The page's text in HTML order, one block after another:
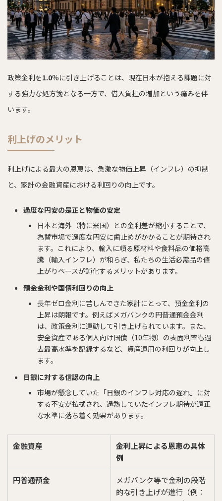
政策金利を1.0%に引き上げることは、現在日本が抱える課題に対
する強力な処方箋となる一方で、借入負担の増加という痛みを伴
います。
利上げのメリット
利上げによる最大の恩恵は、急激な物価上昇（インフレ）の抑制
と、家計の金融資産における利回りの向上です。
過度な円安の是正と物価の安定
日本と海外（特に米国）との金利差が縮小することで、
為替市場で過度な円安に歯止めがかかることが期待され
ます。これにより、輸入に頼る原材料や食料品の価格高
騰（輸入インフレ）が和らぎ、私たちの生活必需品の値
上がりペースが鈍化するメリットがあります。
預金金利や国債利回りの向上
長年ゼロ金利に苦しんできた家計にとって、預金金利の
上昇は朗報です。例えばメガバンクの円普通預金金利
は、政策金利に連動して引き上げられています。また、
安全資産である個人向け国債（10年物）の表面利率も過
去最高水準を記録するなど、資産運用の利回りが向上し
ます。
日銀に対する信認の向上
市場が懸念していた「日銀のインフレ対応の遅れ」に対
する不安が払拭され、過熱していたインフレ期待が適正
な水準に落ち着く効果があります。
金融資産
金利上昇による恩恵の具体
例
円普通預金
メガバンク等で金利の段階
的な引き上げが進行（例：